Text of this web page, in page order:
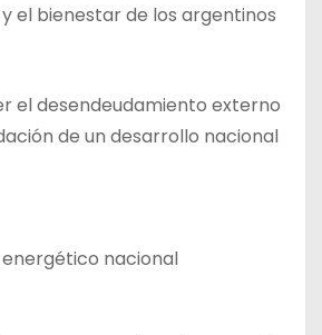
el bienestar de los argentinos
el desendeudamiento externo
de un desarrollo nacional
nacional